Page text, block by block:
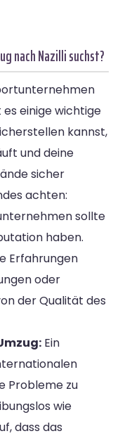
nach Nazilli suchst?
es einige wichtige
kannst,
und deine
sicher
achten:
sollte
haben.
Erfahrungen
oder
der Qualität des
Ein
Probleme zu
wie
dass das